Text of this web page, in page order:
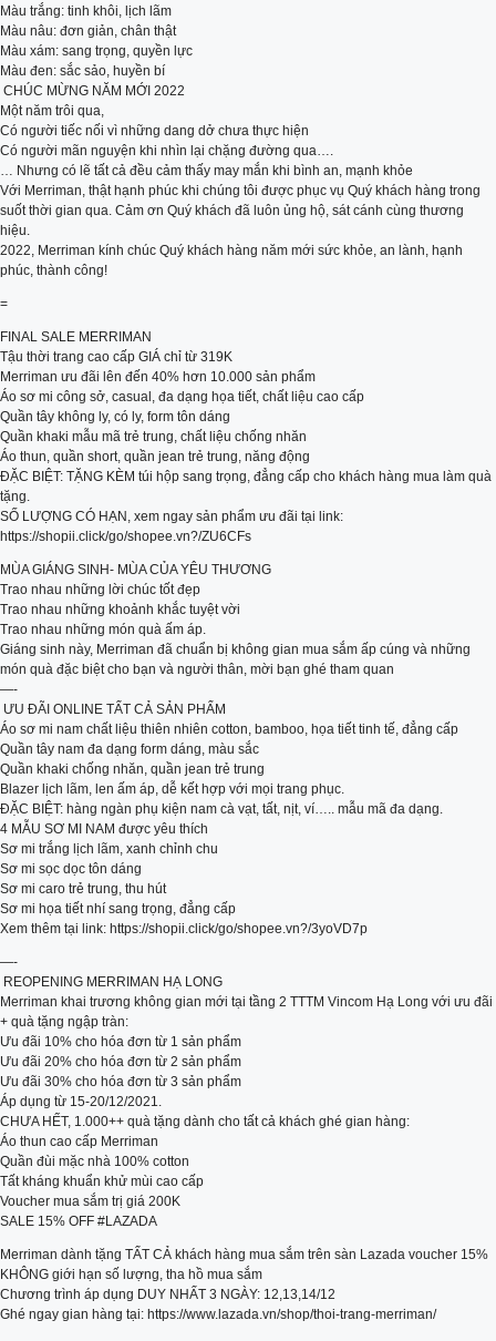
Màu trắng: tinh khôi, lịch lãm
Màu nâu: đơn giản, chân thật
Màu xám: sang trọng, quyền lực
Màu đen: sắc sảo, huyền bí
️ CHÚC MỪNG NĂM MỚI 2022
Một năm trôi qua,
Có người tiếc nối vì những dang dở chưa thực hiện
Có người mãn nguyện khi nhìn lại chặng đường qua….
… Nhưng có lẽ tất cả đều cảm thấy may mắn khi bình an, mạnh khỏe
Với Merriman, thật hạnh phúc khi chúng tôi được phục vụ Quý khách hàng trong
suốt thời gian qua. Cảm ơn Quý khách đã luôn ủng hộ, sát cánh cùng thương
hiệu.
2022, Merriman kính chúc Quý khách hàng năm mới sức khỏe, an lành, hạnh
phúc, thành công!
=
FINAL SALE MERRIMAN
Tậu thời trang cao cấp GIÁ chỉ từ 319K
Merriman ưu đãi lên đến 40% hơn 10.000 sản phẩm
Áo sơ mi công sở, casual, đa dạng họa tiết, chất liệu cao cấp
Quần tây không ly, có ly, form tôn dáng
Quần khaki mẫu mã trẻ trung, chất liệu chống nhăn
Áo thun, quần short, quần jean trẻ trung, năng động
ĐẶC BIỆT: TẶNG KÈM túi hộp sang trọng, đẳng cấp cho khách hàng mua làm quà
tặng.
SỐ LƯỢNG CÓ HẠN, xem ngay sản phẩm ưu đãi tại link:
https://shopii.click/go/shopee.vn?/ZU6CFs
MÙA GIÁNG SINH- MÙA CỦA YÊU THƯƠNG
Trao nhau những lời chúc tốt đẹp
Trao nhau những khoảnh khắc tuyệt vời
Trao nhau những món quà ấm áp.
Giáng sinh này, Merriman đã chuẩn bị không gian mua sắm ấp cúng và những
món quà đặc biệt cho bạn và người thân, mời bạn ghé tham quan
—-
️ ƯU ĐÃI ONLINE TẤT CẢ SẢN PHẨM
Áo sơ mi nam chất liệu thiên nhiên cotton, bamboo, họa tiết tinh tế, đẳng cấp
Quần tây nam đa dạng form dáng, màu sắc
Quần khaki chống nhăn, quần jean trẻ trung
Blazer lịch lãm, len ấm áp, dễ kết hợp với mọi trang phục.
ĐẶC BIỆT: hàng ngàn phụ kiện nam cà vạt, tất, nịt, ví….. mẫu mã đa dạng.
4 MẪU SƠ MI NAM được yêu thích
Sơ mi trắng lịch lãm, xanh chỉnh chu
Sơ mi sọc dọc tôn dáng
Sơ mi caro trẻ trung, thu hút
Sơ mi họa tiết nhí sang trọng, đẳng cấp
Xem thêm tại link: https://shopii.click/go/shopee.vn?/3yoVD7p
—-
️ REOPENING MERRIMAN HẠ LONG
Merriman khai trương không gian mới tại tầng 2 TTTM Vincom Hạ Long với ưu đãi
+ quà tặng ngập tràn:
Ưu đãi 10% cho hóa đơn từ 1 sản phẩm
Ưu đãi 20% cho hóa đơn từ 2 sản phẩm
Ưu đãi 30% cho hóa đơn từ 3 sản phẩm
Áp dụng từ 15-20/12/2021.
CHƯA HẾT, 1.000++ quà tặng dành cho tất cả khách ghé gian hàng:
Áo thun cao cấp Merriman
Quần đùi mặc nhà 100% cotton
Tất kháng khuẩn khử mùi cao cấp
Voucher mua sắm trị giá 200K
SALE 15% OFF #LAZADA
Merriman dành tặng TẤT CẢ khách hàng mua sắm trên sàn Lazada voucher 15%
KHÔNG giới hạn số lượng, tha hồ mua sắm
Chương trình áp dụng DUY NHẤT 3 NGÀY: 12,13,14/12
Ghé ngay gian hàng tại: https://www.lazada.vn/shop/thoi-trang-merriman/